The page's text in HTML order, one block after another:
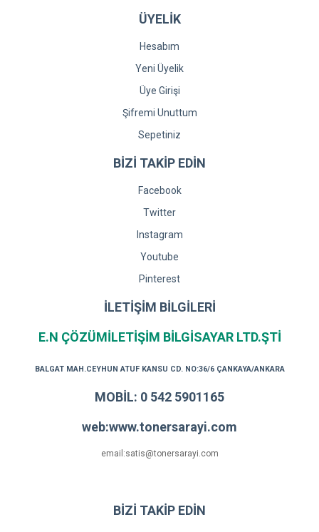
ÜYELİK
Hesabım
Yeni Üyelik
Üye Girişi
Şifremi Unuttum
Sepetiniz
BİZİ TAKİP EDİN
Facebook
Twitter
Instagram
Youtube
Pinterest
İLETİŞİM BİLGİLERİ
E.N ÇÖZÜMİLETİŞİM BİLGİSAYAR LTD.ŞTİ
BALGAT MAH.CEYHUN ATUF KANSU CD. NO:36/6 ÇANKAYA/ANKARA
MOBİL: 0 542 5901165
web:www.tonersarayi.com
email:satis@tonersarayi.com
BİZİ TAKİP EDİN